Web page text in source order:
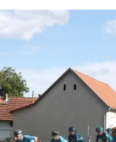
Popis poslova na području
27.09.2022.
slatina.net